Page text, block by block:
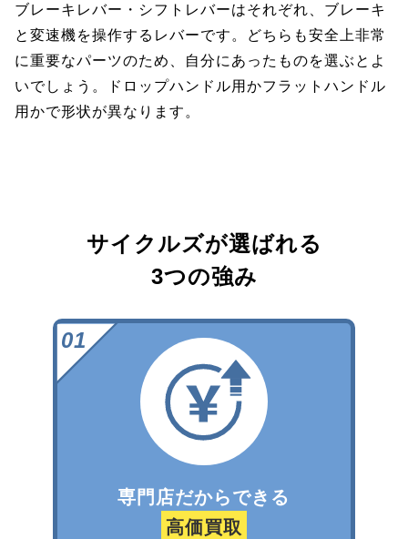
ブレーキレバー・シフトレバーはそれぞれ、ブレーキ
と変速機を操作するレバーです。どちらも安全上非常
に重要なパーツのため、自分にあったものを選ぶとよ
いでしょう。ドロップハンドル用かフラットハンドル
用かで形状が異なります。
サイクルズが選ばれる
3つの強み
専門店だからできる
高価買取